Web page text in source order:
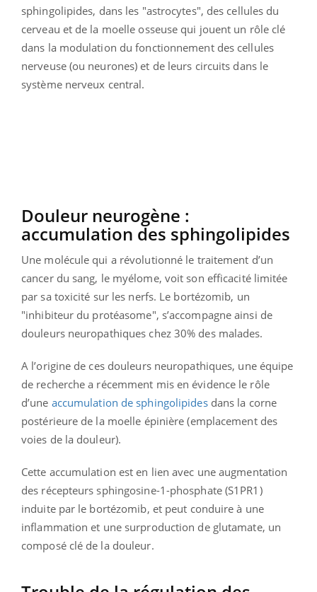
sphingolipides, dans les "astrocytes", des cellules du
cerveau et de la moelle osseuse qui jouent un rôle clé
dans la modulation du fonctionnement des cellules
nerveuse (ou neurones) et de leurs circuits dans le
système nerveux central.
Douleur neurogène :
accumulation des sphingolipides
Une molécule qui a révolutionné le traitement d’un
cancer du sang, le myélome, voit son efficacité limitée
par sa toxicité sur les nerfs. Le bortézomib, un
"inhibiteur du protéasome", s’accompagne ainsi de
douleurs neuropathiques chez 30% des malades.
A l’origine de ces douleurs neuropathiques, une équipe
de recherche a récemment mis en évidence le rôle
d’une accumulation de sphingolipidesdans la corne
postérieure de la moelle épinière (emplacement des
voies de la douleur).
Cette accumulation est en lien avec une augmentation
des récepteurs sphingosine-1-phosphate (S1PR1)
induite par le bortézomib, et peut conduire à une
inflammation et une surproduction de glutamate, un
composé clé de la douleur.